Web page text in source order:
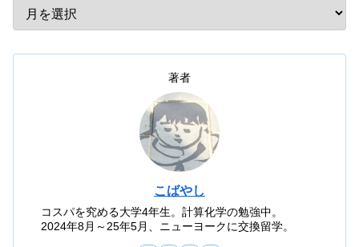
著者
こばやし
コスパを究める大学4年生。計算化学の勉強中。
2024年8月～25年5月、ニューヨークに交換留学。